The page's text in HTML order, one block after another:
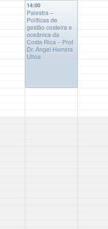
14:00
Palestra –
Políticas de
gestão costeira e
oceânica da
Costa Rica – Prof.
Dr. Ángel Herrera
Ulloa